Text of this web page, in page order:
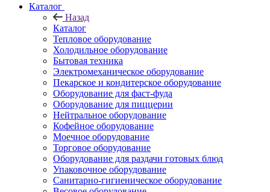
Каталог
Назад
Каталог
Тепловое оборудование
Холодильное оборудование
Бытовая техника
Электромеханическое оборудование
Пекарское и кондитерское оборудование
Оборудование для фаст-фуда
Оборудование для пиццерии
Нейтральное оборудование
Кофейное оборудование
Моечное оборудование
Торговое оборудование
Оборудование для раздачи готовых блюд
Упаковочное оборудование
Санитарно-гигиеническое оборудование